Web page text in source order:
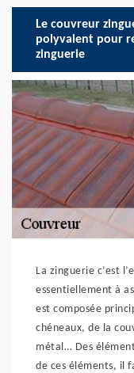
Le couvreur
polyvalent pour
zinguerie
La zinguerie c’est
essentiellement à
est composée
chéneaux, de la
métal… Des
de ces éléments, il